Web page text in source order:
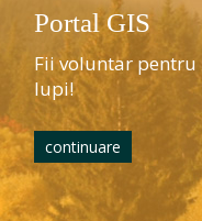
Portal GIS
Fii voluntar pentru
lupi!
continuare